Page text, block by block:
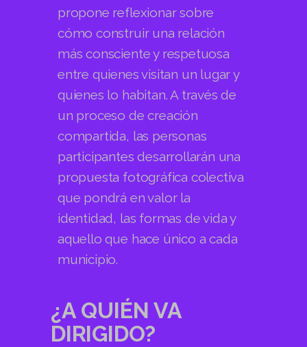
propone reflexionar sobre
cómo construir una relación
más consciente y respetuosa
entre quienes visitan un lugar y
quienes lo habitan. A través de
un proceso de creación
compartida, las personas
participantes desarrollarán una
propuesta fotográfica colectiva
que pondrá en valor la
identidad, las formas de vida y
aquello que hace único a cada
municipio.
¿A QUIÉN VA
DIRIGIDO?